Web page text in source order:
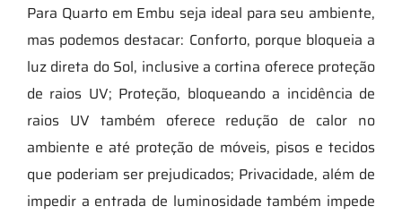
Para Quarto em Embu seja ideal para seu ambiente,
mas podemos destacar: Conforto, porque bloqueia a
luz direta do Sol, inclusive a cortina oferece proteção
de raios UV; Proteção, bloqueando a incidência de
raios UV também oferece redução de calor no
ambiente e até proteção de móveis, pisos e tecidos
que poderiam ser prejudicados; Privacidade, além de
impedir a entrada de luminosidade também impede